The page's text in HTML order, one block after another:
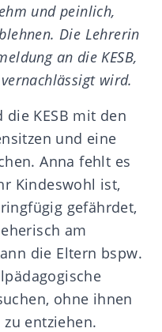
und peinlich,
Die Lehrerin
an die KESB,
wird.
KESB mit den
und eine
Anna fehlt es
Kindeswohl ist,
gefährdet,
am
die Eltern bspw.
ohne ihnen
entziehen.